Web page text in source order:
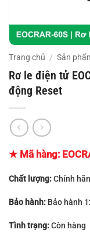
Trang chủ / Sản
Rơ le điện tử
động Reset
★ Mã hàng:
Chất lượng:Chính
Bảo hành: Bảo hành
Tình trạng:Còn hàng